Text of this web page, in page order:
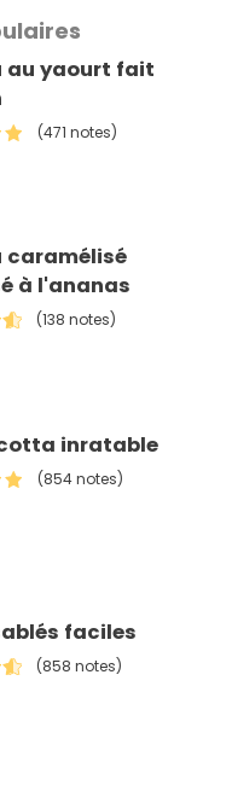
au yaourt fait
(471 notes)
caramélisé
à l'ananas
(138 notes)
inratable
(854 notes)
faciles
(858 notes)